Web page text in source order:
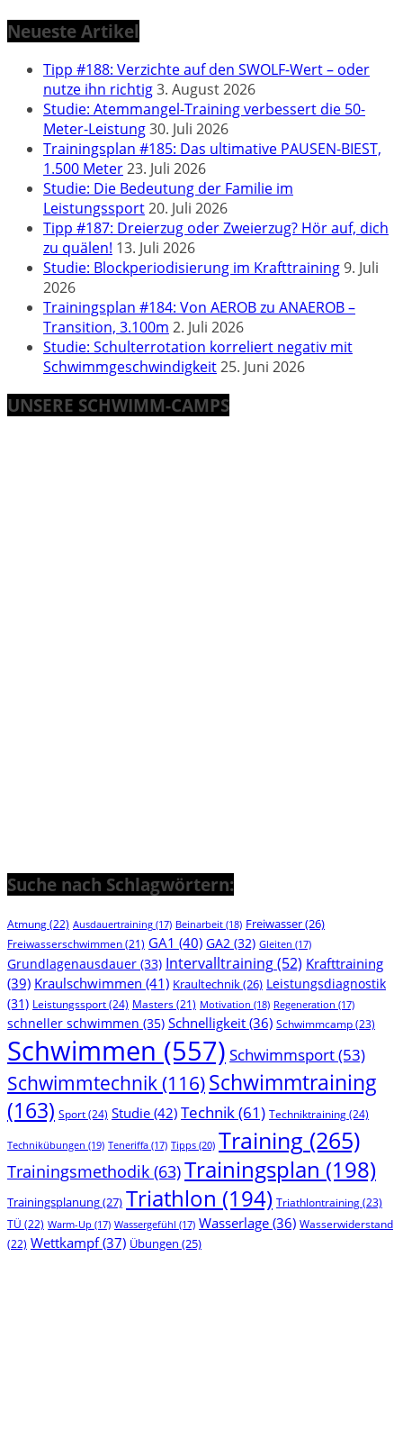
Neueste Artikel
Tipp #188: Verzichte auf den SWOLF-Wert – oder
nutze ihn richtig3. August 2026
Studie: Atemmangel-Training verbessert die 50-
Meter-Leistung30. Juli 2026
Trainingsplan #185: Das ultimative PAUSEN-BIEST,
1.500 Meter23. Juli 2026
Studie: Die Bedeutung der Familie im
Leistungssport20. Juli 2026
Tipp #187: Dreierzug oder Zweierzug? Hör auf, dich
zu quälen! 13. Juli 2026
Studie: Blockperiodisierung im Krafttraining9. Juli
2026
Trainingsplan #184: Von AEROB zu ANAEROB –
Transition, 3.100m 2. Juli 2026
Studie: Schulterrotation korreliert negativ mit
Schwimmgeschwindigkeit25. Juni 2026
UNSERE SCHWIMM-CAMPS
Suche nach Schlagwörtern:
Atmung(22) Ausdauertraining (17) Beinarbeit (18) Freiwasser(26)
Freiwasserschwimmen (21) GA1 (40) GA2 (32) Gleiten (17)
Grundlagenausdauer (33) Intervalltraining(52) Krafttraining
(39) Kraulschwimmen (41) Kraultechnik(26) Leistungsdiagnostik
(31) Leistungssport(24) Masters (21) Motivation (18) Regeneration (17)
schneller schwimmen (35) Schnelligkeit (36) Schwimmcamp(23)
Schwimmen (557) Schwimmsport(53)
Schwimmtechnik(116)Schwimmtraining
(163) Sport(24) Studie (42) Technik(61) Techniktraining(24)
Technikübungen (19) Teneriffa (17) Tipps (20) Training (265)
Trainingsmethodik (63)Trainingsplan (198)
Trainingsplanung(27) Triathlon (194) Triathlontraining(23)
TÜ (22) Warm-Up (17) Wassergefühl (17) Wasserlage (36) Wasserwiderstand
(22) Wettkampf(37) Übungen (25)